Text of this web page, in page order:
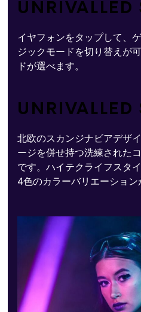
UNRIVALLED
イヤフォンをタップして、
ジックモードを切り替えが
ドが選べます。
UNRIVALLED
北欧のスカンジナビアデザ
ージを併せ持つ洗練された
です。ハイテクライフスタ
4色のカラーバリエーション